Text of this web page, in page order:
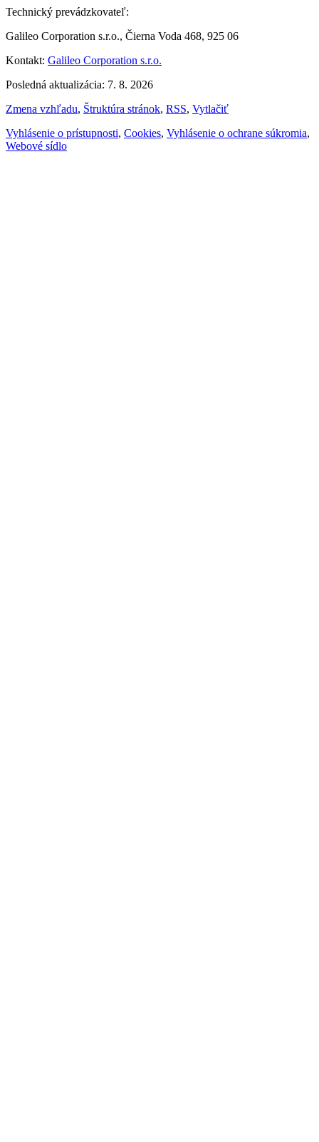
Technický prevádzkovateľ:
Galileo Corporation s.r.o., Čierna Voda 468, 925 06
Kontakt: Galileo Corporation s.r.o.
Posledná aktualizácia: 7. 8. 2026
Zmena vzhľadu, Štruktúra stránok, RSS, Vytlačiť
Vyhlásenie o prístupnosti, Cookies, Vyhlásenie o ochrane súkromia,
Webové sídlo